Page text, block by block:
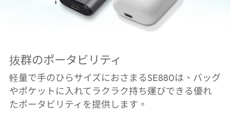
抜群のポータビリティ
軽量で手のひらサイズにおさまるSE880は、バッグ
やポケットに入れてラクラク持ち運びできる優れ
たポータビリティを提供します。